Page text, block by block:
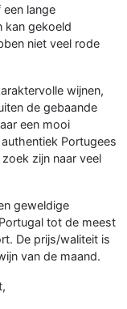
lange
kan gekoeld
niet veel rode
wijnen,
de gebaande
een mooi
Portugees
zijn naar veel
geweldige
tot de meest
De prijs/waliteit is
van de maand.